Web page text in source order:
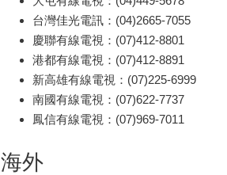
台灣佳光電訊：(04)2665-7055
慶聯有線電視：(07)412-8801
港都有線電視：(07)412-8891
新高雄有線電視：(07)225-6999
南國有線電視：(07)622-7737
鳳信有線電視：(07)969-7011
海外